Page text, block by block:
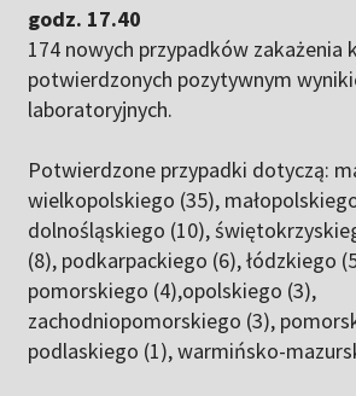
godz. 17.40
174 nowych przypadków zakażenia
potwierdzonych pozytywnym
laboratoryjnych.
Potwierdzone przypadki dotyczą:
wielkopolskiego (35),
dolnośląskiego (10),
(8), podkarpackiego (6), łódzkiego
pomorskiego (4),opolskiego (3),
zachodniopomorskiego (3),
podlaskiego (1), warmińsko-